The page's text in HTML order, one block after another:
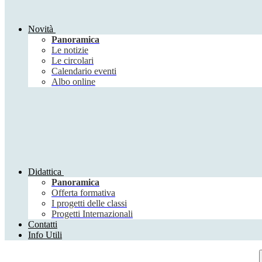
Novità
Panoramica
Le notizie
Le circolari
Calendario eventi
Albo online
Didattica
Panoramica
Offerta formativa
I progetti delle classi
Progetti Internazionali
Contatti
Info Utili